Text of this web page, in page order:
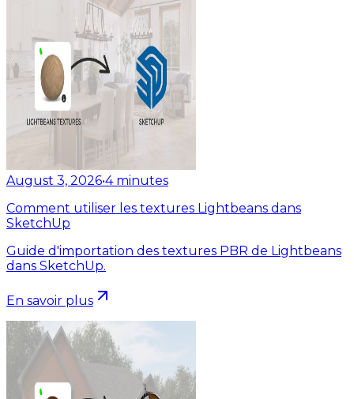
August 3, 2026•4 minutes
Comment utiliser les textures Lightbeans dans
SketchUp
Guide d'importation des textures PBR de Lightbeans
dans SketchUp.
En savoir plus